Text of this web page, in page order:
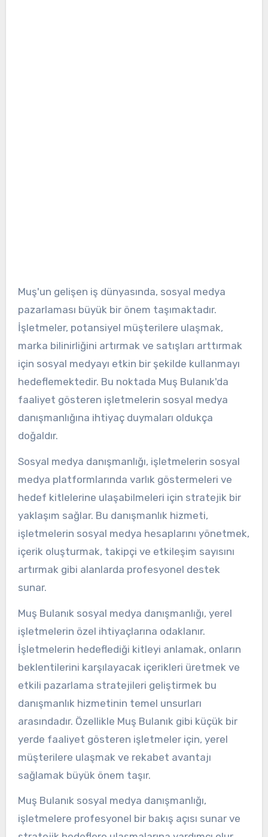
Muş'un gelişen iş dünyasında, sosyal medya
pazarlaması büyük bir önem taşımaktadır.
İşletmeler, potansiyel müşterilere ulaşmak,
marka bilinirliğini artırmak ve satışları arttırmak
için sosyal medyayı etkin bir şekilde kullanmayı
hedeflemektedir. Bu noktada Muş Bulanık'da
faaliyet gösteren işletmelerin sosyal medya
danışmanlığına ihtiyaç duymaları oldukça
doğaldır.
Sosyal medya danışmanlığı, işletmelerin sosyal
medya platformlarında varlık göstermeleri ve
hedef kitlelerine ulaşabilmeleri için stratejik bir
yaklaşım sağlar. Bu danışmanlık hizmeti,
işletmelerin sosyal medya hesaplarını yönetmek,
içerik oluşturmak, takipçi ve etkileşim sayısını
artırmak gibi alanlarda profesyonel destek
sunar.
Muş Bulanık sosyal medya danışmanlığı, yerel
işletmelerin özel ihtiyaçlarına odaklanır.
İşletmelerin hedeflediği kitleyi anlamak, onların
beklentilerini karşılayacak içerikleri üretmek ve
etkili pazarlama stratejileri geliştirmek bu
danışmanlık hizmetinin temel unsurları
arasındadır. Özellikle Muş Bulanık gibi küçük bir
yerde faaliyet gösteren işletmeler için, yerel
müşterilere ulaşmak ve rekabet avantajı
sağlamak büyük önem taşır.
Muş Bulanık sosyal medya danışmanlığı,
işletmelere profesyonel bir bakış açısı sunar ve